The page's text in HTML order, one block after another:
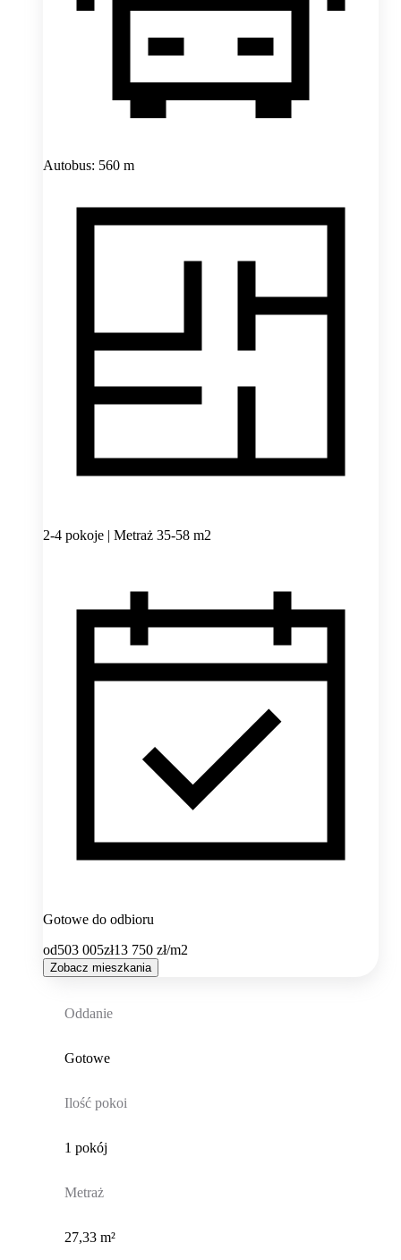
Autobus: 560 m
2-4 pokoje | Metraż 35-58 m2
Gotowe do odbioru
od503 005zł13 750 zł/m2
Zobacz mieszkania
Oddanie
Gotowe
Ilość pokoi
1 pokój
Metraż
27,33 m²